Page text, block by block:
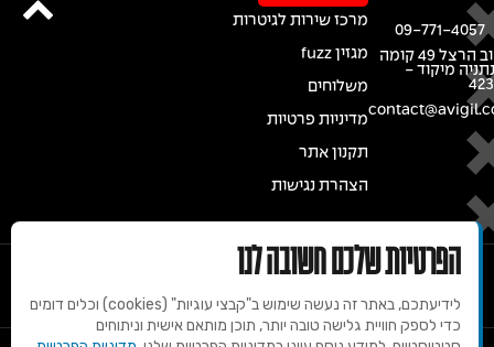
רחוב הרצל 49 קומה
מיקוד -
09-771-4057
מרכז שירות לגיטרות
מגזין fuzz
משלוחים
מדיניות פרטיות
תקנון אתר
הצהרת נגישות
הפרטיות שלכם חשובה לנו
לידיעתכם, באתר זה נעשה שימוש ב"קבצי עוגיות" (cookies) וכלים דומים
כדי לספק חוויית גלישה טובה יותר, תוכן מותאם אישית וניתוחים